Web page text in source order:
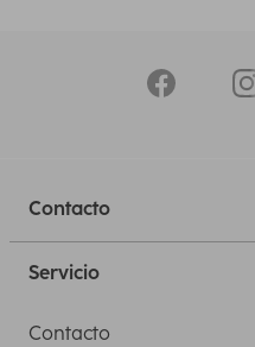
Contacto
Servicio
Contacto